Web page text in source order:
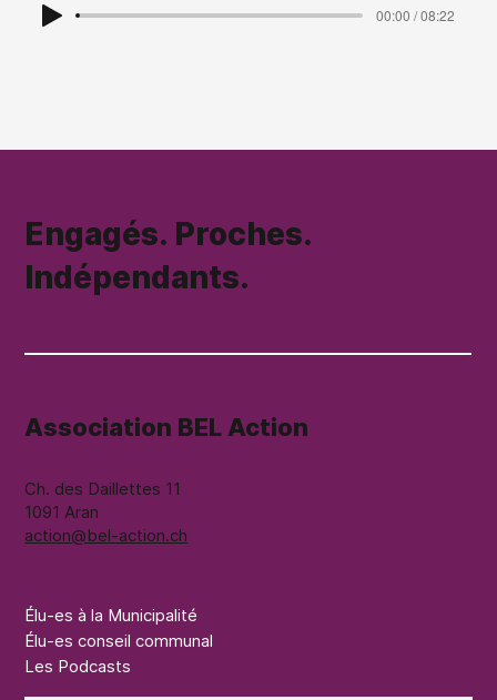
00:00 / 08:22
Élu-es à la Municipalité
Élu-es conseil communal
Les Podcasts
Association BEL Action
Ch. des Daillettes 11
1091 Aran
action@bel-action.ch
Engagés. Proches.
Indépendants.